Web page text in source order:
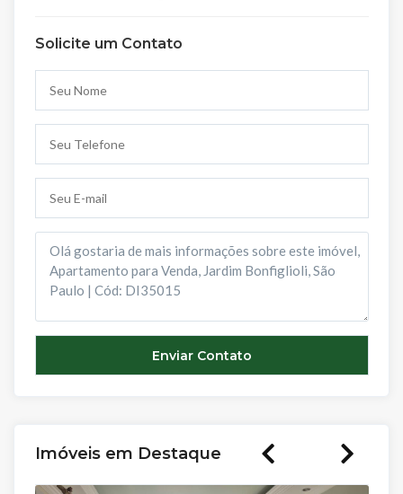
Solicite um Contato
Imóveis em Destaque